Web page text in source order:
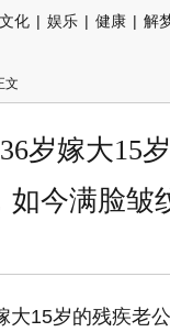
文化 | 娱乐 | 健康 | 解
文
岁嫁大15
如今满脸皱